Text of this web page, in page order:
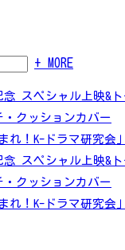
+ MORE
スペシャル上映&
・クッションカバー
れ！K-ドラマ研究会」
スペシャル上映&
・クッションカバー
れ！K-ドラマ研究会」